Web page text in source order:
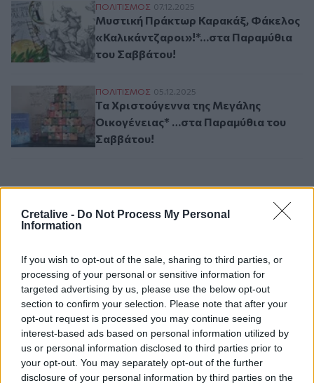
Cretalive - Do Not Process My Personal
Information
If you wish to opt-out of the sale, sharing to third parties, or
processing of your personal or sensitive information for
targeted advertising by us, please use the below opt-out
section to confirm your selection. Please note that after your
opt-out request is processed you may continue seeing
interest-based ads based on personal information utilized by
us or personal information disclosed to third parties prior to
your opt-out. You may separately opt-out of the further
disclosure of your personal information by third parties on the
Μυστική Πράκτωρ Καρακάξ, Φάκελος
ΠΟΛΙΤΙΣΜΟΣ 07.12.2025
Μυστική Πράκτωρ Καρακάξ, Φάκελος
«Καλικάντζαροι»!*…στα Παραμύθια
του Σαββάτου!
Τα Χριστούγεννα της Μεγάλης
ΠΟΛΙΤΙΣΜΟΣ 05.12.2025
Τα Χριστούγεννα της Μεγάλης
Οικογένειας* …στα Παραμύθια του
Σαββάτου!
Ροή ειδήσεων Δημοφιλή
02:39
Πρωτεΐνη δεν έχει μόνο το κρέας – Ανακαλύψτε 8
φρούτα με πρωτεΐνη και βάλτε τα στο πιάτο σας